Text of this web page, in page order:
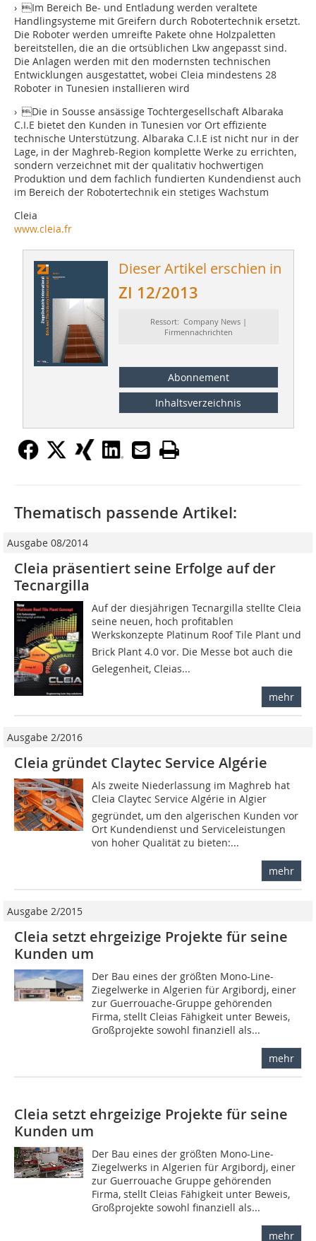
› Im Bereich Be- und Entladung werden veraltete
Handlingsysteme mit Greifern durch Robotertechnik ersetzt.
Die Roboter werden umreifte Pakete ohne Holzpaletten
bereitstellen, die an die ortsüblichen Lkw angepasst sind.
Die Anlagen werden mit den modernsten technischen
Entwicklungen ausgestattet, wobei Cleia mindestens 28
Roboter in Tunesien installieren wird
› Die in Sousse ansässige Tochtergesellschaft Albaraka
C.I.E bietet den Kunden in Tunesien vor Ort effiziente
technische Unterstützung. Albaraka C.I.E ist nicht nur in der
Lage, in der Maghreb-Region komplette Werke zu errichten,
sondern verzeichnet mit der qualitativ hochwertigen
Produktion und dem fachlich fundierten Kundendienst auch
im Bereich der Robotertechnik ein stetiges Wachstum
Cleia
www.cleia.fr
Dieser Artikel erschien in
ZI 12/2013
Ressort: Company News |
Firmennachrichten
Abonnement
Inhaltsverzeichnis
Thematisch passende Artikel:
Ausgabe 08/2014
Cleia präsentiert seine Erfolge auf der
Tecnargilla
Auf der diesjährigen Tecnargilla stellte Cleia
seine neuen, hoch profitablen
Werkskonzepte Platinum Roof Tile Plant und
Brick Plant 4.0 vor. Die Messe bot auch die
Gelegenheit, Cleias...
mehr
Ausgabe 2/2016
Cleia gründet Claytec Service Algérie
Als zweite Niederlassung im Maghreb hat
Cleia Claytec Service Algérie in Algier
gegründet, um den algerischen Kunden vor
Ort Kundendienst und Serviceleistungen
von hoher Qualität zu bieten:...
mehr
Ausgabe 2/2015
Cleia setzt ehrgeizige Projekte für seine
Kunden um
Der Bau eines der größten Mono-Line-
Ziegelwerke in Algerien für Argibordj, einer
zur Guerrouache-Gruppe gehörenden
Firma, stellt Cleias Fähigkeit unter Beweis,
Großprojekte sowohl finanziell als...
mehr
Cleia setzt ehrgeizige Projekte für seine
Kunden um
Der Bau eines der größten Mono-Line-
Ziegelwerks in Algerien für Argibordj, einer
zur Guerrouache Gruppe gehörenden
Firma, stellt Cleias Fähigkeit unter Beweis,
Großprojekte sowohl finanziell als...
mehr